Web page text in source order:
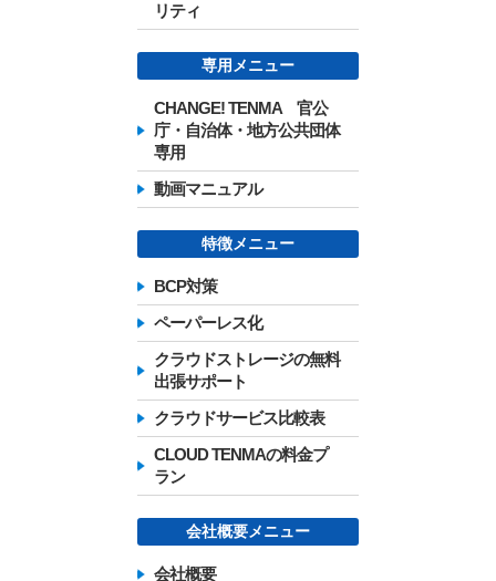
リティ
専用メニュー
CHANGE! TENMA 官公
庁・自治体・地方公共団体
専用
動画マニュアル
特徴メニュー
BCP対策
ペーパーレス化
クラウドストレージの無料
出張サポート
クラウドサービス比較表
CLOUD TENMAの料金プ
ラン
会社概要メニュー
会社概要